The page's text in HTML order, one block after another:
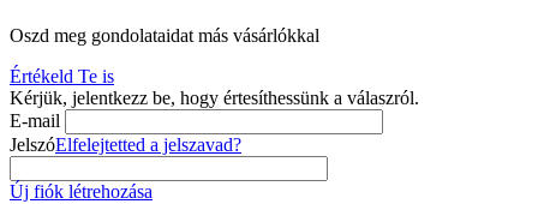
Oszd meg gondolataidat más vásárlókkal
Értékeld Te is
Kérjük, jelentkezz be, hogy értesíthessünk a válaszról.
E-mail
JelszóElfelejtetted a jelszavad?
Új fiók létrehozása